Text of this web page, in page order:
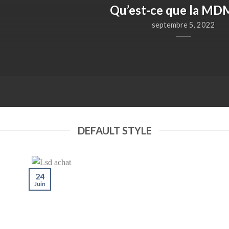
Qu’est-ce que la
septembre 5, 2022
DEFAULT STYLE
24
Juin